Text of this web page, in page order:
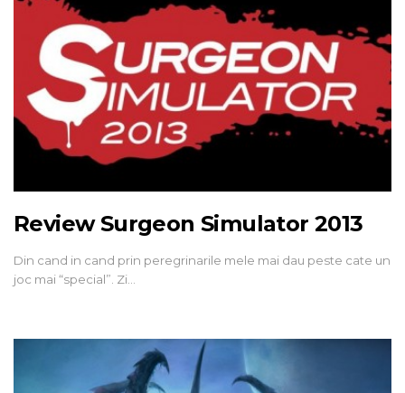
Review Surgeon Simulator 2013
Din cand in cand prin peregrinarile mele mai dau peste cate un
joc mai “special”. Zi…